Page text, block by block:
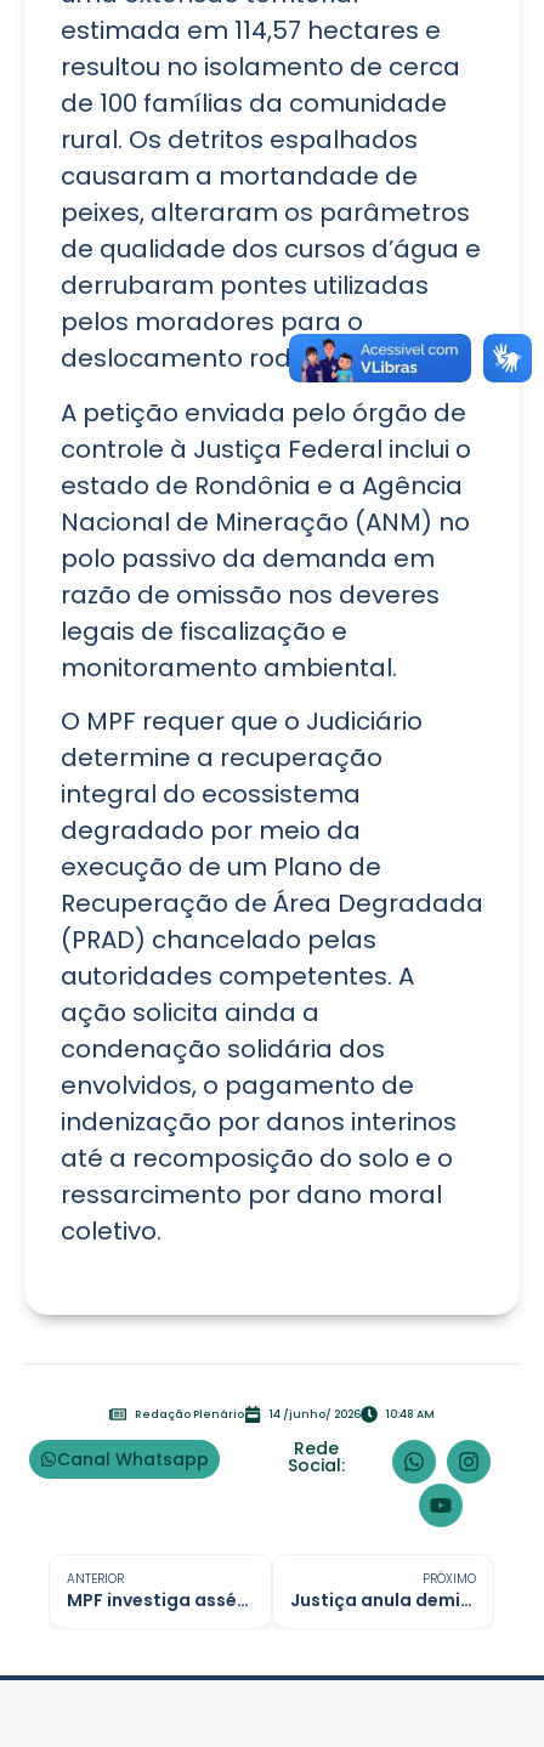
estimada em 114,57 hectares e
resultou no isolamento de cerca
de 100 famílias da comunidade
rural. Os detritos espalhados
causaram a mortandade de
peixes, alteraram os parâmetros
de qualidade dos cursos d’água e
derrubaram pontes utilizadas
pelos moradores para o
deslocamento rodoviário.
A petição enviada pelo órgão de
controle à Justiça Federal inclui o
estado de Rondônia e a Agência
Nacional de Mineração (ANM) no
polo passivo da demanda em
razão de omissão nos deveres
legais de fiscalização e
monitoramento ambiental.
O MPF requer que o Judiciário
determine a recuperação
integral do ecossistema
degradado por meio da
execução de um Plano de
Recuperação de Área Degradada
(PRAD) chancelado pelas
autoridades competentes. A
ação solicita ainda a
condenação solidária dos
envolvidos, o pagamento de
indenização por danos interinos
até a recomposição do solo e o
ressarcimento por dano moral
coletivo.
Redação Plenário 14 /junho/ 2026 10:48 AM
Canal Whatsapp Rede
Social:
ANTERIOR
MPF investiga assédio judicial contra jornalistas em Rondônia
PRÓXIMO
Justiça anula demissão de pai que acompanhou filho ferido em fazenda